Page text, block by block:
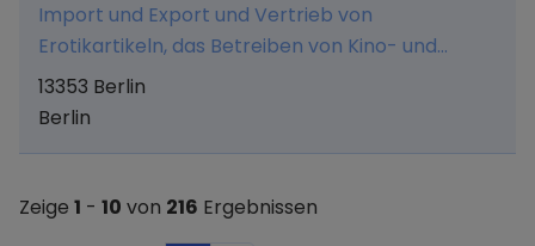
Geschäfte betreiben, die zur Erreichung und
Förderung ihres Hauptzweckes dienlich sind.
Import und Export und Vertrieb von
Erotikartikeln, das Betreiben von Kino- und
Videokabinen sowie der Vertrieb von
Medienträgern.
13353 Berlin
Berlin
Zeige 1 - 10 von 216 Ergebnissen